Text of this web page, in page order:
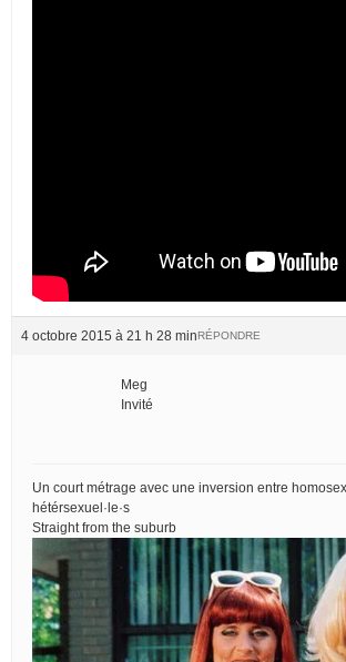
4 octobre 2015 à 21 h 28 minRÉPONDRE
Meg
Invité
Un court métrage avec une inversion entre
hétérsexuel·le·s
Straight from the suburb